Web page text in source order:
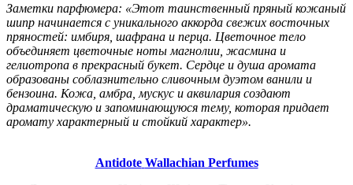
Заметки парфюмера: «Этот таинственный пряный кожаный
шипр начинается с уникального аккорда свежих восточных
пряностей: имбиря, шафрана и перца. Цветочное тело
объединяет цветочные ноты магнолии, жасмина и
гелиотропа в прекрасный букет. Сердце и душа аромата
образованы соблазнительно сливочным дуэтом ванили и
бензоина. Кожа, амбра, мускус и аквилария создают
драматическую и запоминающуюся тему, которая придает
аромату характерный и стойкий характер».
Antidote Wallachian Perfumes